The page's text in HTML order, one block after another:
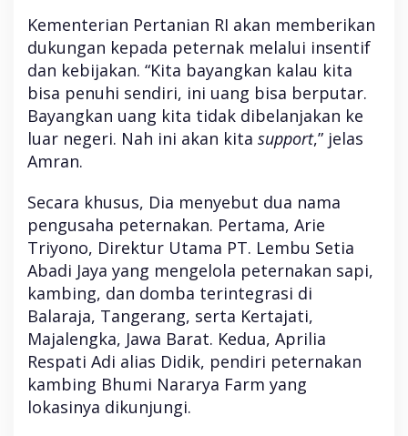
Kementerian Pertanian RI akan memberikan
dukungan kepada peternak melalui insentif
dan kebijakan. “Kita bayangkan kalau kita
bisa penuhi sendiri, ini uang bisa berputar.
Bayangkan uang kita tidak dibelanjakan ke
luar negeri. Nah ini akan kita support,” jelas
Amran.
Secara khusus, Dia menyebut dua nama
pengusaha peternakan. Pertama, Arie
Triyono, Direktur Utama PT. Lembu Setia
Abadi Jaya yang mengelola peternakan sapi,
kambing, dan domba terintegrasi di
Balaraja, Tangerang, serta Kertajati,
Majalengka, Jawa Barat. Kedua, Aprilia
Respati Adi alias Didik, pendiri peternakan
kambing Bhumi Nararya Farm yang
lokasinya dikunjungi.